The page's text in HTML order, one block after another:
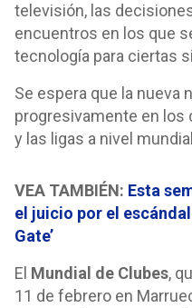
televisión, las
encuentros en los que
tecnología para ciertas
Se espera que la nueva
progresivamente en los
y las ligas a nivel
VEA TAMBIÉN: Esta
el juicio por el
Gate’
El Mundial de Clubes,
11 de febrero en